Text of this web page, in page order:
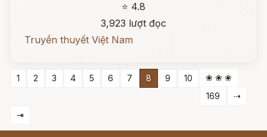
⭐ 4.8
3,923 lượt đọc
Truyền thuyết Việt Nam
1 2 3 4 5 6 7 8 9 10
❀ ❀ ❀
169
⇢
⇥